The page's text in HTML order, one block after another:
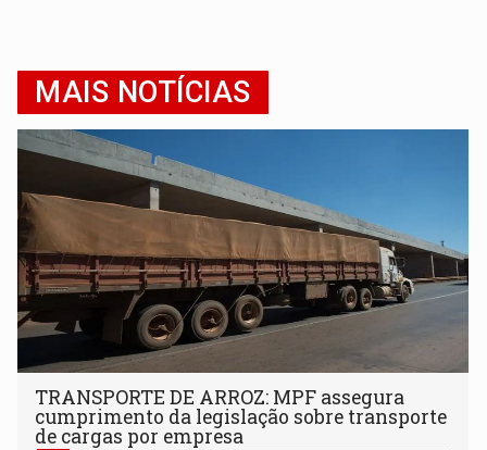
MAIS NOTÍCIAS
TRANSPORTE DE ARROZ: MPF assegura
cumprimento da legislação sobre transporte
de cargas por empresa